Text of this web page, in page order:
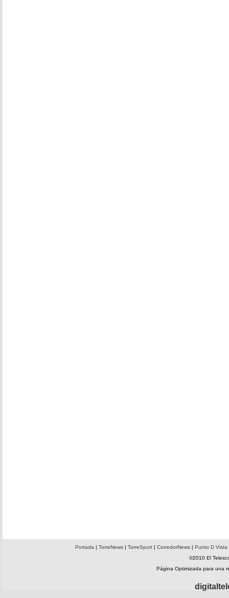
Portada | TorreNews| TorreSport| CorredorNews| Punto D Vista
©2010 El
Página Optimizada para una